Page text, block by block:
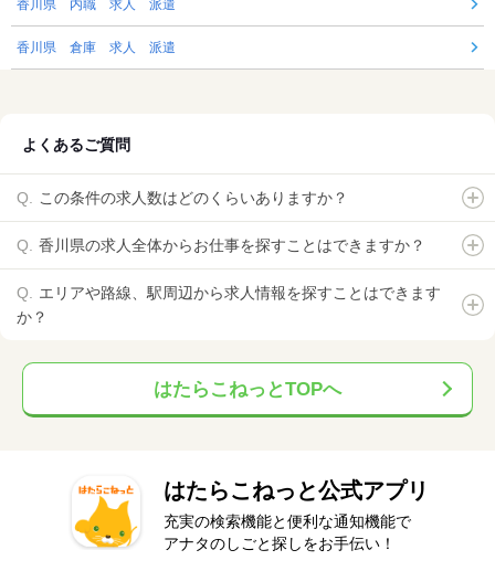
香川県 内職 求人 派遣
香川県 倉庫 求人 派遣
よくあるご質問
この条件の求人数はどのくらいありますか？
香川県の求人全体からお仕事を探すことはできますか？
エリアや路線、駅周辺から求人情報を探すことはできます
か？
はたらこねっとTOPへ
はたらこねっと公式アプリ
充実の検索機能と便利な通知機能で
アナタのしごと探しをお手伝い！